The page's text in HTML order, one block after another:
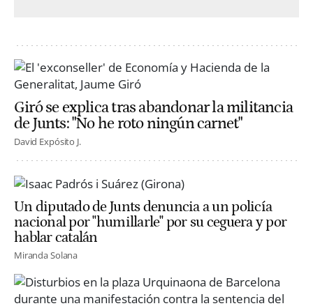
Giró se explica tras abandonar la militancia
de Junts: "No he roto ningún carnet"
David Expósito J.
Un diputado de Junts denuncia a un policía
nacional por "humillarle" por su ceguera y por
hablar catalán
Miranda Solana